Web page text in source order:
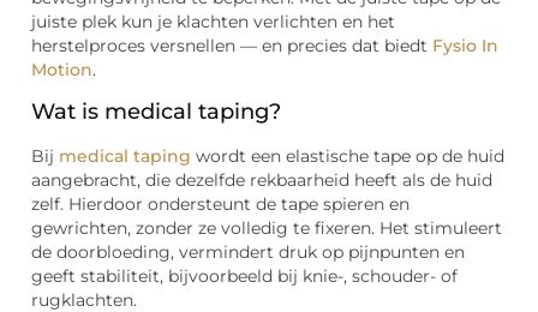
juiste plek kun je klachten verlichten en het
herstelproces versnellen — en precies dat biedt Fysio In
Motion.
Wat is medical taping?
Bij medical taping wordt een elastische tape op de huid
aangebracht, die dezelfde rekbaarheid heeft als de huid
zelf. Hierdoor ondersteunt de tape spieren en
gewrichten, zonder ze volledig te fixeren. Het stimuleert
de doorbloeding, vermindert druk op pijnpunten en
geeft stabiliteit, bijvoorbeeld bij knie-, schouder- of
rugklachten.